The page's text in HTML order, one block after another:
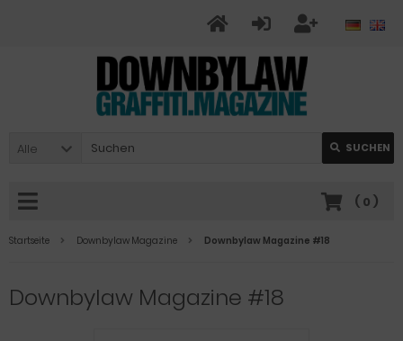
Alle SUCHEN
( 0 )
Startseite Downbylaw Magazine Downbylaw Magazine #18
Downbylaw Magazine #18